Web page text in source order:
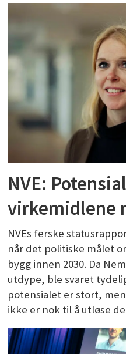
NVE:
virkemidlene
NVEs ferske
når det politiske målet
bygg innen 2030. Da
utdype, ble svaret
potensialet er stort,
ikke er nok til å utløse